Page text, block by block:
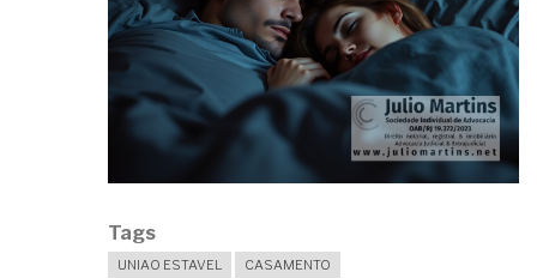
Tags
UNIAO ESTAVEL
CASAMENTO